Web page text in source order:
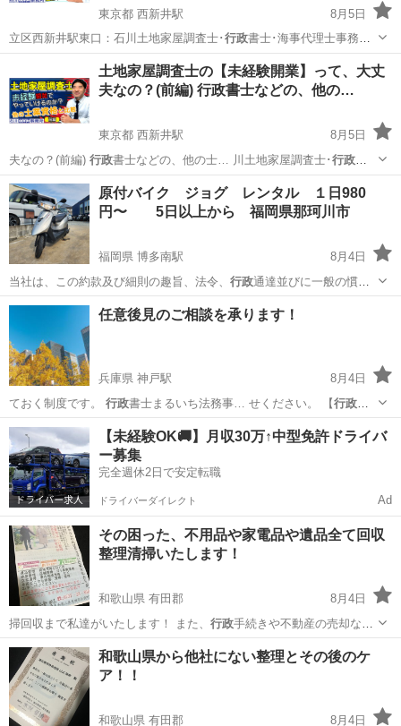
東京都 西新井駅
8月5日
立区西新井駅東口：石川土地家屋調査士･ 行政書士･海事代理士事務所
http…
西新井駅 その他
土地家屋調査士の【未経験開業】って、大丈
夫なの？(前編) 行政書士などの、他の…
東京都 西新井駅
8月5日
夫なの？(前編) 行政書士などの、他の士… 川土地家屋調査士･ 行政書
士･海事代理士事…
東京 足立区 西新井駅 その他
原付バイク ジョグ レンタル １日980
円〜 5日以上から 福岡県那珂川市
福岡県 博多南駅
8月4日
当社は、この約款及び細則の趣旨、法令、 行政通達並びに一般の慣習
に反しない範囲で特…
福岡 那珂川市 博多南駅 その他 レンタカー
任意後見のご相談を承ります！
兵庫県 神戸駅
8月4日
ておく制度です。 行政 書士まるいち法務事… せください。 【行政書
士まるいち法務事… トいたします。行政書士まるいち法務事…
兵庫 神戸市 神戸駅 その他 独身
【未経験OK🚚】月収30万↑中型免許ドライバ
ー募集
完全週休2日で安定転職
ドライバーダイレクト Ad
その困った、不用品や家電品や遺品全て回収
整理清掃いたします！
和歌山県 有田郡
8月4日
掃回収まで私達がいたします！ また、 行政手続きや不動産の売却など
まで全てお任せ…
和歌山 有田郡 遺品整理 ホームページ
和歌山県から他社にない整理とその後のケ
ア！！
和歌山県 有田郡 8月4日